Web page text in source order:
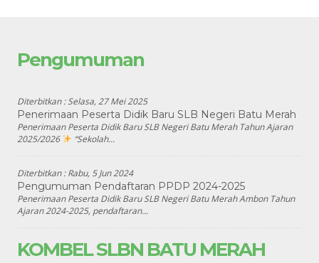
Pengumuman
Diterbitkan :Selasa, 27 Mei 2025
Penerimaan Peserta Didik Baru SLB Negeri Batu Merah
Penerimaan Peserta Didik Baru SLB Negeri Batu Merah Tahun Ajaran
2025/2026
“Sekolah...
Diterbitkan :Rabu, 5 Jun 2024
Pengumuman Pendaftaran PPDP 2024-2025
Penerimaan Peserta Didik Baru SLB Negeri Batu Merah Ambon Tahun
Ajaran 2024-2025, pendaftaran...
KOMBEL SLBN BATU MERAH